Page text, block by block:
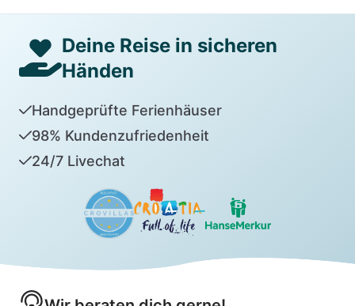
Deine Reise in sicheren
Händen
Handgeprüfte Ferienhäuser
98% Kundenzufriedenheit
24/7 Livechat